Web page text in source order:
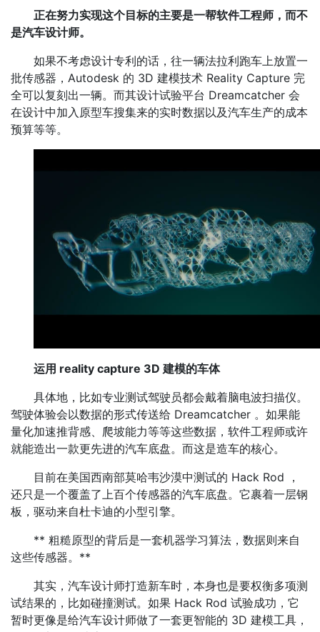
正在努力实现这个目标的主要是一帮软件工程师，而不
是汽车设计师。
如果不考虑设计专利的话，往一辆法拉利跑车上放置一
批传感器，Autodesk 的 3D 建模技术 Reality Capture 完
全可以复刻出一辆。而其设计试验平台 Dreamcatcher 会
在设计中加入原型车搜集来的实时数据以及汽车生产的成本
预算等等。
运用 reality capture 3D 建模的车体
具体地，比如专业测试驾驶员都会戴着脑电波扫描仪。
驾驶体验会以数据的形式传送给 Dreamcatcher 。如果能
量化加速推背感、爬坡能力等等这些数据，软件工程师或许
就能造出一款更先进的汽车底盘。而这是造车的核心。
目前在美国西南部莫哈韦沙漠中测试的 Hack Rod ，
还只是一个覆盖了上百个传感器的汽车底盘。它裹着一层钢
板，驱动来自杜卡迪的小型引擎。
** 粗糙原型的背后是一套机器学习算法，数据则来自
这些传感器。**
其实，汽车设计师打造新车时，本身也是要权衡多项测
试结果的，比如碰撞测试。如果 Hack Rod 试验成功，它
暂时更像是给汽车设计师做了一套更智能的 3D 建模工具，